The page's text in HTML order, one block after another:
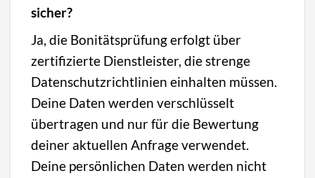
sicher?
Ja, die Bonitätsprüfung erfolgt über
zertifizierte Dienstleister, die strenge
Datenschutzrichtlinien einhalten müssen.
Deine Daten werden verschlüsselt
übertragen und nur für die Bewertung
deiner aktuellen Anfrage verwendet.
Deine persönlichen Daten werden nicht